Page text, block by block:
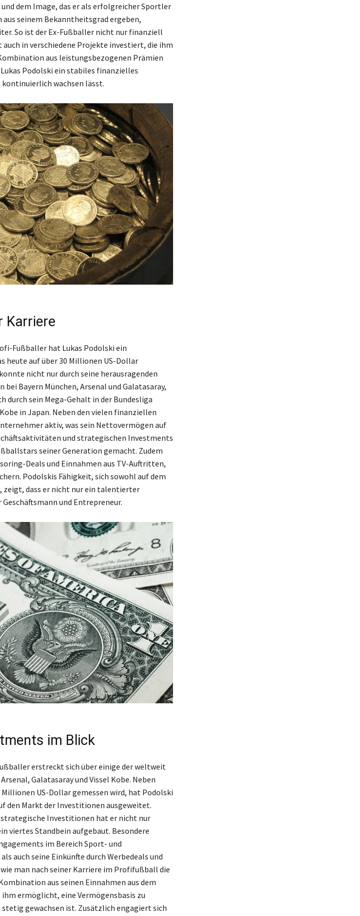
dem Image, das er als erfolgreicher Sportler
seinem Bekanntheitsgrad ergeben,
So ist der Ex-Fußballer nicht nur finanziell
in verschiedene Projekte investiert, die ihm
aus leistungsbezogenen Prämien
Podolski ein stabiles finanzielles
kontinuierlich wachsen lässt.
Karriere
Fußballer hat Lukas Podolski ein
heute auf über 30 Millionen US-Dollar
nicht nur durch seine herausragenden
Bayern München, Arsenal und Galatasaray,
durch sein Mega-Gehalt in der Bundesliga
in Japan. Neben den vielen finanziellen
aktiv, was sein Nettovermögen auf
und strategischen Investments
seiner Generation gemacht. Zudem
Deals und Einnahmen aus TV-Auftritten,
Podolskis Fähigkeit, sich sowohl auf dem
zeigt, dass er nicht nur ein talentierter
und Entrepreneur.
im Blick
erstreckt sich über einige der weltweit
Galatasaray und Vissel Kobe. Neben
US-Dollar gemessen wird, hat Podolski
den Markt der Investitionen ausgeweitet.
strategische Investitionen hat er nicht nur
viertes Standbein aufgebaut. Besondere
im Bereich Sport- und
auch seine Einkünfte durch Werbedeals und
man nach seiner Karriere im Profifußball die
aus seinen Einnahmen aus dem
ermöglicht, eine Vermögensbasis zu
gewachsen ist. Zusätzlich engagiert sich